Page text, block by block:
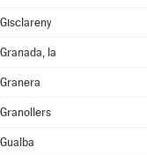
Gisclareny
Granada, la
Granera
Granollers
Gualba